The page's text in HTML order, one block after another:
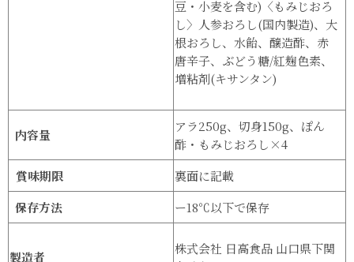
豆・小麦を含む)〈もみじおろ
し〉人参おろし(国内製造)、大
根おろし、水飴、醸造酢、赤
唐辛子、ぶどう糖/紅麹色素、
増粘剤(キサンタン)
内容量
アラ250g、切身150g、ぽん
酢・もみじおろし×4
賞味期限
裏面に記載
保存方法
ー18℃以下で保存
製造者
株式会社 日高食品 山口県下関